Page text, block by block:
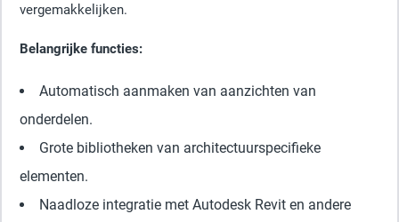
vergemakkelijken.
Belangrijke functies:
Automatisch aanmaken van aanzichten van
onderdelen.
Grote bibliotheken van architectuurspecifieke
elementen.
Naadloze integratie met Autodesk Revit en andere